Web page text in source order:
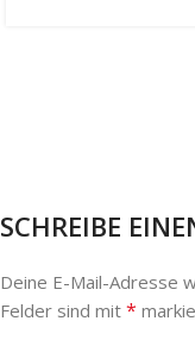
SCHREIBE
Deine E-Mail-Adresse
Felder sind mit *